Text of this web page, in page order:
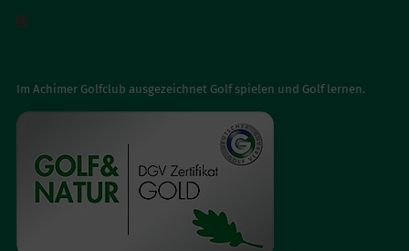

Im Achimer Golfclub ausgezeichnet Golf spielen und Golf lernen.